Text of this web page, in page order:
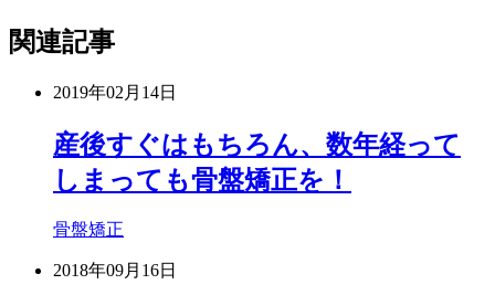
関連記事
2019年02月14日
産後すぐはもちろん、数年経って
しまっても骨盤矯正を！
骨盤矯正
2018年09月16日